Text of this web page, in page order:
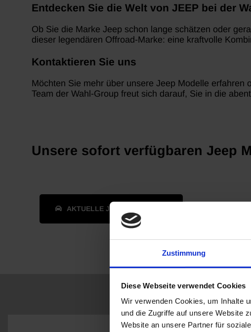
Zustimmung
Diese Webseite verwendet Cookies
Wir verwenden Cookies, um Inhalte
und die Zugriffe auf unsere Website
Website an unsere Partner für
Entdecken Sie die Welt von JEEP bei der
Ob Sie die Marke Jeep schon lange schätzen oder
dieser legendären Offroad-Marke: eine kraftvolle
Kontaktieren Sie uns
Möchten Sie mehr über unsere Jeep Modelle
Team der Wahl-Group freut sich darauf, Sie in die
Unsere sofort verfügbaren Jeep
AKTUELLE JEEP FAHRZEUGE